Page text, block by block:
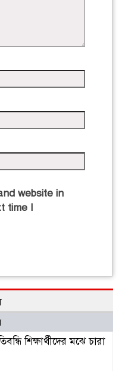
website in
time I
শিক্ষার্থীদের মঝে চারা